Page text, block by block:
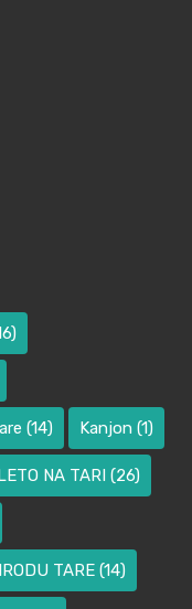
(14) Kanjon (1)
NA TARI (26)
TARE (14)